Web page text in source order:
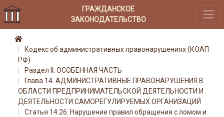
ГРАЖДАНСКОЕ
ЗАКОНОДАТЕЛЬСТВО
Кодекс об административных правонарушениях (КОАП
РФ)
Раздел II. ОСОБЕННАЯ ЧАСТЬ
Глава 14. АДМИНИСТРАТИВНЫЕ ПРАВОНАРУШЕНИЯ В
ОБЛАСТИ ПРЕДПРИНИМАТЕЛЬСКОЙ ДЕЯТЕЛЬНОСТИ И
ДЕЯТЕЛЬНОСТИ САМОРЕГУЛИРУЕМЫХ ОРГАНИЗАЦИЙ
Статья 14.26. Нарушение правил обращения с ломом и